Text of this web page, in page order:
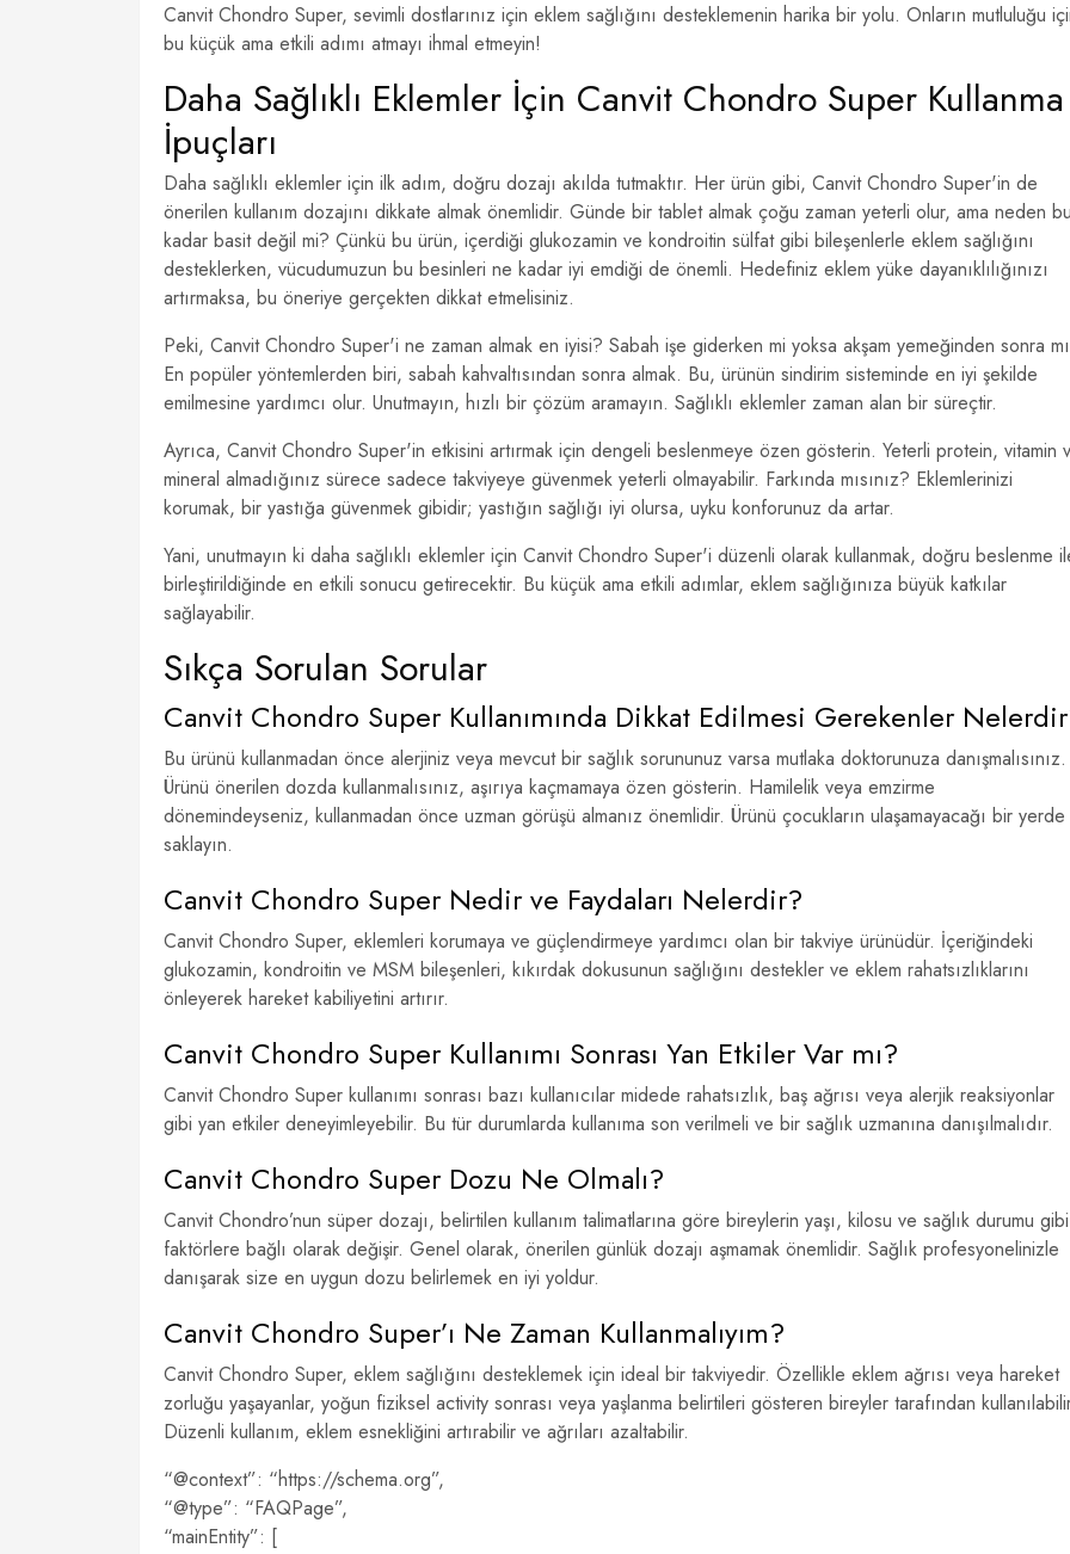
Canvit Chondro Super, sevimli dostlarınız için eklem sağlığını desteklemenin harika bir yolu. Onların mutluluğu
bu küçük ama etkili adımı atmayı ihmal etmeyin!
Daha Sağlıklı Eklemler İçin Canvit Chondro Super Kullanma
İpuçları
Daha sağlıklı eklemler için ilk adım, doğru dozajı akılda tutmaktır. Her ürün gibi, Canvit Chondro Super'in de
önerilen kullanım dozajını dikkate almak önemlidir. Günde bir tablet almak çoğu zaman yeterli olur, ama neden
kadar basit değil mi? Çünkü bu ürün, içerdiği glukozamin ve kondroitin sülfat gibi bileşenlerle eklem sağlığını
desteklerken, vücudumuzun bu besinleri ne kadar iyi emdiği de önemli. Hedefiniz eklem yüke dayanıklılığınızı
artırmaksa, bu öneriye gerçekten dikkat etmelisiniz.
Peki, Canvit Chondro Super'i ne zaman almak en iyisi? Sabah işe giderken mi yoksa akşam yemeğinden sonra
En popüler yöntemlerden biri, sabah kahvaltısından sonra almak. Bu, ürünün sindirim sisteminde en iyi şekilde
emilmesine yardımcı olur. Unutmayın, hızlı bir çözüm aramayın. Sağlıklı eklemler zaman alan bir süreçtir.
Ayrıca, Canvit Chondro Super'in etkisini artırmak için dengeli beslenmeye özen gösterin. Yeterli protein, vitamin
mineral almadığınız sürece sadece takviyeye güvenmek yeterli olmayabilir. Farkında mısınız? Eklemlerinizi
korumak, bir yastığa güvenmek gibidir; yastığın sağlığı iyi olursa, uyku konforunuz da artar.
Yani, unutmayın ki daha sağlıklı eklemler için Canvit Chondro Super'i düzenli olarak kullanmak, doğru beslenme
birleştirildiğinde en etkili sonucu getirecektir. Bu küçük ama etkili adımlar, eklem sağlığınıza büyük katkılar
sağlayabilir.
Sıkça Sorulan Sorular
Canvit Chondro Super Kullanımında Dikkat Edilmesi Gerekenler
Bu ürünü kullanmadan önce alerjiniz veya mevcut bir sağlık sorununuz varsa mutlaka doktorunuza danışmalısınız.
Ürünü önerilen dozda kullanmalısınız, aşırıya kaçmamaya özen gösterin. Hamilelik veya emzirme
dönemindeyseniz, kullanmadan önce uzman görüşü almanız önemlidir. Ürünü çocukların ulaşamayacağı bir yerde
saklayın.
Canvit Chondro Super Nedir ve Faydaları Nelerdir?
Canvit Chondro Super, eklemleri korumaya ve güçlendirmeye yardımcı olan bir takviye ürünüdür. İçeriğindeki
glukozamin, kondroitin ve MSM bileşenleri, kıkırdak dokusunun sağlığını destekler ve eklem rahatsızlıklarını
önleyerek hareket kabiliyetini artırır.
Canvit Chondro Super Kullanımı Sonrası Yan Etkiler Var mı?
Canvit Chondro Super kullanımı sonrası bazı kullanıcılar midede rahatsızlık, baş ağrısı veya alerjik reaksiyonlar
gibi yan etkiler deneyimleyebilir. Bu tür durumlarda kullanıma son verilmeli ve bir sağlık uzmanına danışılmalıdır.
Canvit Chondro Super Dozu Ne Olmalı?
Canvit Chondro’nun süper dozajı, belirtilen kullanım talimatlarına göre bireylerin yaşı, kilosu ve sağlık durumu gibi
faktörlere bağlı olarak değişir. Genel olarak, önerilen günlük dozajı aşmamak önemlidir. Sağlık profesyonelinizle
danışarak size en uygun dozu belirlemek en iyi yoldur.
Canvit Chondro Super’ı Ne Zaman Kullanmalıyım?
Canvit Chondro Super, eklem sağlığını desteklemek için ideal bir takviyedir. Özellikle eklem ağrısı veya hareket
zorluğu yaşayanlar, yoğun fiziksel activity sonrası veya yaşlanma belirtileri gösteren bireyler tarafından
Düzenli kullanım, eklem esnekliğini artırabilir ve ağrıları azaltabilir.
“@context”: “https://schema.org”,
“@type”: “FAQPage”,
“mainEntity”: [